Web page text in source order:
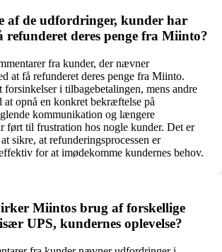
af de udfordringer, kunder har
refunderet deres penge fra Miinto?
fra kunder, der nævner
at få refunderet deres penge fra Miinto.
i tilbagebetalingen, mens andre
opnå en konkret bekræftelse på
kommunikation og længere
ført til frustration hos nogle kunder. Det er
sikre, at refunderingsprocessen er
for at imødekomme kundernes behov.
Miintos brug af forskellige
UPS, kundernes oplevelse?